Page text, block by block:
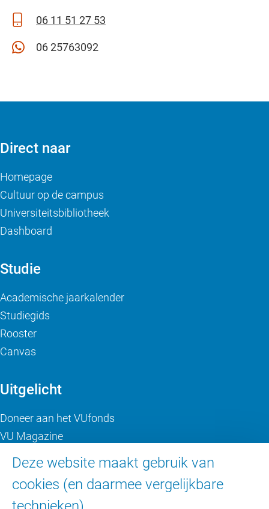
06 11 51 27 53
06 25763092
Deze website maakt gebruik van
cookies (en daarmee vergelijkbare
Direct naar
Homepage
Cultuur op de campus
Universiteitsbibliotheek
Dashboard
Studie
Academische jaarkalender
Studiegids
Rooster
Canvas
Uitgelicht
Doneer aan het VUfonds
VU Magazine